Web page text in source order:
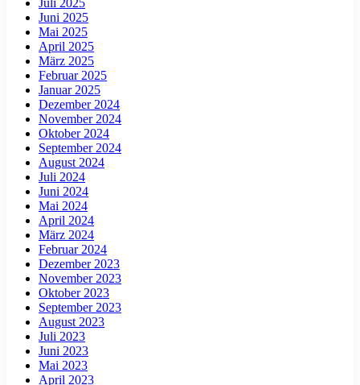
Juni 2025
Mai 2025
April 2025
März 2025
Februar 2025
Januar 2025
Dezember 2024
November 2024
Oktober 2024
September 2024
August 2024
Juli 2024
Juni 2024
Mai 2024
April 2024
März 2024
Februar 2024
Dezember 2023
November 2023
Oktober 2023
September 2023
August 2023
Juli 2023
Juni 2023
Mai 2023
April 2023